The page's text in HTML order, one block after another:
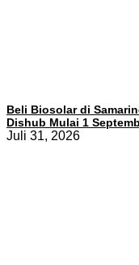
Beli Biosolar di
Dishub Mulai 1
Juli 31, 2026